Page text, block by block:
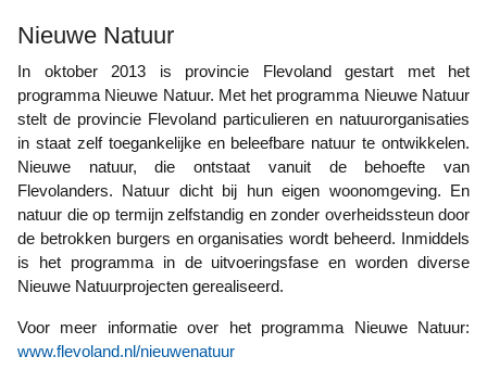
Nieuwe Natuur
In oktober 2013 is provincie Flevoland gestart met het
programma Nieuwe Natuur. Met het programma Nieuwe Natuur
stelt de provincie Flevoland particulieren en natuurorganisaties
in staat zelf toegankelijke en beleefbare natuur te ontwikkelen.
Nieuwe natuur, die ontstaat vanuit de behoefte van
Flevolanders. Natuur dicht bij hun eigen woonomgeving. En
natuur die op termijn zelfstandig en zonder overheidssteun door
de betrokken burgers en organisaties wordt beheerd. Inmiddels
is het programma in de uitvoeringsfase en worden diverse
Nieuwe Natuurprojecten gerealiseerd.
Voor meer informatie over het programma Nieuwe Natuur:
www.flevoland.nl/nieuwenatuur